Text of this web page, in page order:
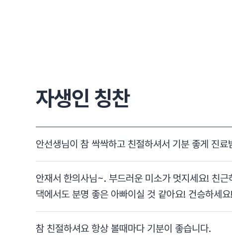
자생인 칭찬
안선생님이 참 싹싹하고 친절하셔서 기분 좋게 진료
안재서 한의사님~. 부드러운 미소가 멋지세요! 친
댁에서도 분명 좋은 아빠이실 것 같아요! 건승하세
참 친절하셔요 항상 볼때마다 기분이 좋습니다.